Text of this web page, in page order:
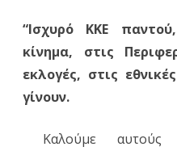
“Ισχυρό ΚΚΕ
κίνημα, στις
εκλογές, στις
γίνουν.
Καλούμε